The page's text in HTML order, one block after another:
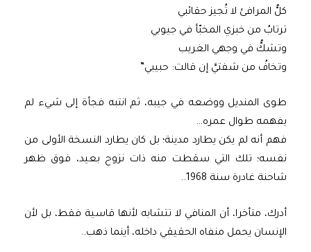
كلُّ المرافئ لا تُجيز حقائبي
ترتابُ من خبزي المخبّأ في جيوبي
وتشكُّ في وجهي الغريب
وتخافُ من شفتيَّ إن قالت: حبيبي”
طوى المنديل ووضعه في جيبه، ثم انتبه فجأة إلى شيء لم
يفهمه طوال عمره…
فهم أنه لم يكن يطارد مدينة؛ بل كان يطارد النسخة الأولى من
نفسه؛ تلك التي سقطت منه ذات نزوح بعيد، فوق ظهر
شاحنة غادرة سنة 1968..
أدرك، متأخرا، أن المنافي لا تتشابه لأنها قاسية فقط، بل لأن
الإنسان يحمل منفاه الحقيقي داخله، أينما ذهب..